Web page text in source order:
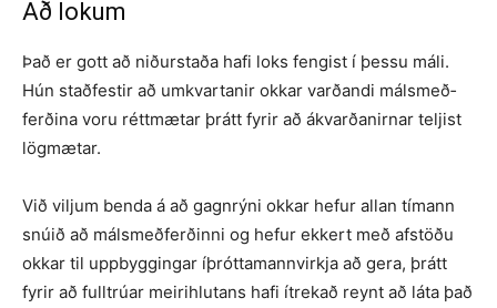
Að lokum
Það er gott að niðurstaða hafi loks feng­ist í þessu máli.
Hún staðfestir að umkvartanir okkar varðandi málsmeð­
ferðina voru réttmætar þrátt fyrir að ákvarðanirnar teljist
lögmætar.
Við viljum benda á að gagnrýni okkar hefur allan tímann
snúið að málsmeð­ferðinni og hefur ekkert með afstöðu
okkar til uppbyggingar íþróttamannvirkja að gera, þrátt
fyrir að fulltrúar meiri­hlutans hafi ítrekað reynt að láta það